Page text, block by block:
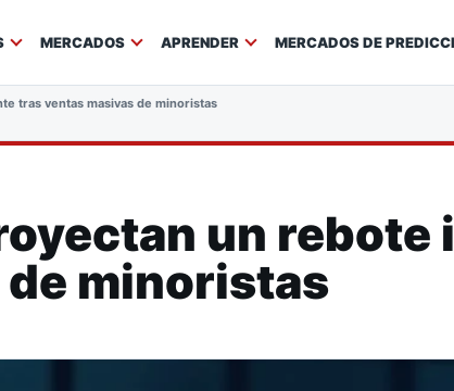
MERCADOS APRENDER MERCADOS DE
tras ventas masivas de minoristas
un
minoristas